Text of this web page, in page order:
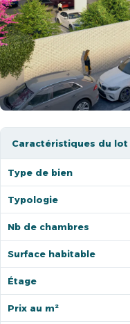
Caractéristiques du lot
Type de bien
Typologie
Nb de chambres
Surface habitable
Étage
Prix au m²